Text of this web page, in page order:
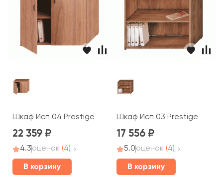
Шкаф Исп 04 Prestige
22 359
4.3оценок (4)
В корзину
Шкаф Исп 03 Prestige
17 556
5.0оценок (4)
В корзину